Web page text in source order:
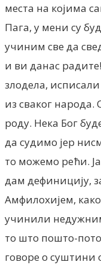
места на којима
Пага, у мени су
учиним све да
и ви данас
злодела,
из сваког
роду. Нека Бог
да судимо јер
то можемо рећи.
дам дефиницију,
Амфилохијем,
учинили
то што пошто-
говоре о суштини